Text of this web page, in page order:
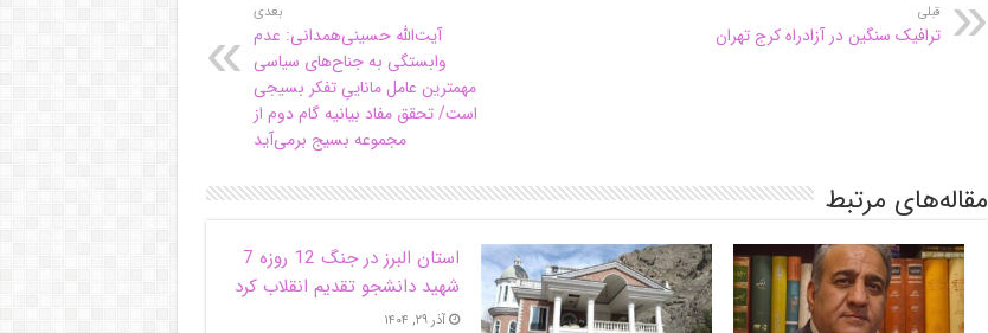
قبلی
ترافیک سنگین در آزادراه کرج تهران
بعدی
آیت‌الله حسینی‌همدانی: عدم
وابستگی به جناح‌های سیاسی
مهمترین عامل ماناییِ تفکر بسیجی
است/ تحقق مفاد بیانیه گام دوم از
مجموعه بسیج برمی‌آید
مقاله‌های مرتبط
استان البرز در جنگ 12 روزه 7
شهید دانشجو تقدیم انقلاب کرد
آذر ۲۹, ۱۴۰۴